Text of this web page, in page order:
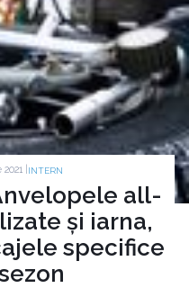
| INTERN
all-
și iarna,
specifice